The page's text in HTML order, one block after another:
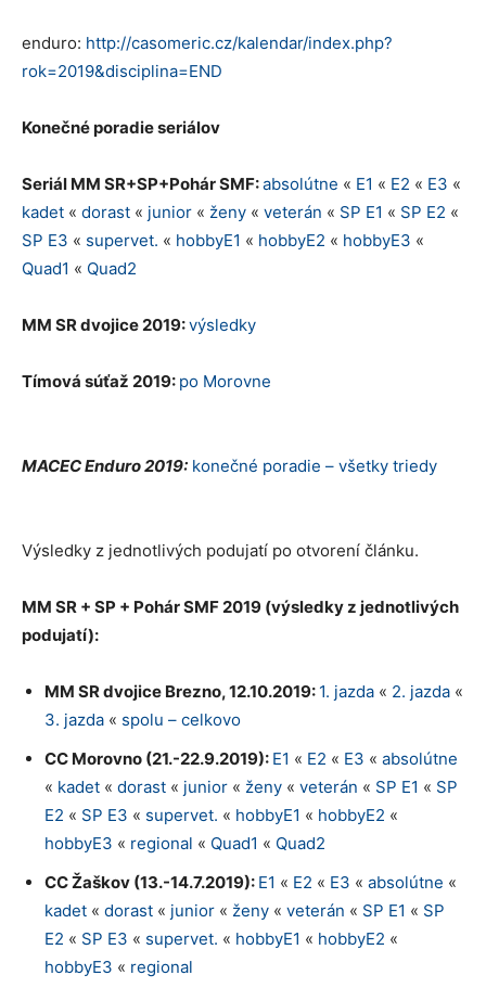
enduro: http://casomeric.cz/kalendar/index.php?
rok=2019&disciplina=END
Konečné poradie seriálov
Seriál MM SR+SP+Pohár SMF:absolútne « E1 « E2 « E3 «
kadet « dorast « junior « ženy « veterán « SP E1 « SP E2 «
SP E3 « supervet. « hobbyE1 « hobbyE2 « hobbyE3 «
Quad1 « Quad2
MM SR dvojice 2019:výsledky
Tímová súťaž 2019: po Morovne
MACEC Enduro 2019: konečné poradie – všetky triedy
Výsledky z jednotlivých podujatí po otvorení článku.
MM SR + SP + Pohár SMF 2019 (výsledky z jednotlivých
podujatí):
MM SR dvojice Brezno, 12.10.2019: 1. jazda « 2. jazda «
3. jazda « spolu – celkovo
CC Morovno (21.-22.9.2019): E1 « E2 « E3 « absolútne
« kadet « dorast « junior « ženy « veterán « SP E1 « SP
E2 « SP E3 « supervet. « hobbyE1 « hobbyE2 «
hobbyE3 « regional « Quad1 « Quad2
CC Žaškov (13.-14.7.2019): E1 « E2 « E3 « absolútne «
kadet « dorast « junior « ženy « veterán « SP E1 « SP
E2 « SP E3 « supervet. « hobbyE1 « hobbyE2 «
hobbyE3 « regional